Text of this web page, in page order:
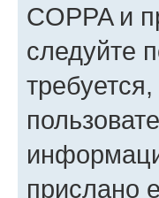
COPPA и
следуйте
прислано